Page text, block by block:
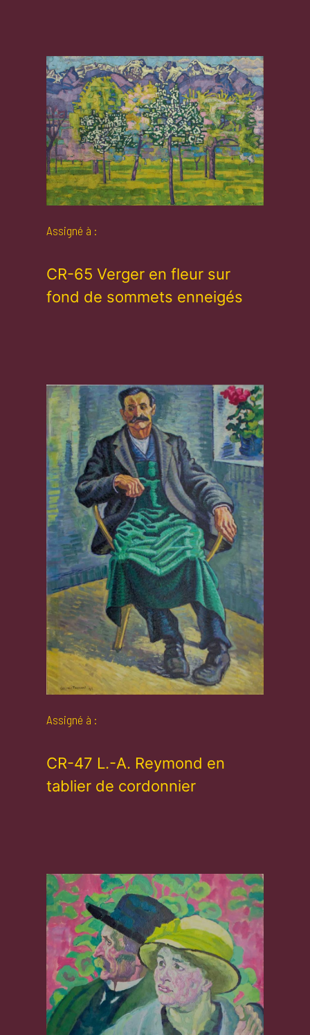
Assigné à :
CR-65 Verger en fleur sur
fond de sommets enneigés
Assigné à :
CR-47 L.-A. Reymond en
tablier de cordonnier